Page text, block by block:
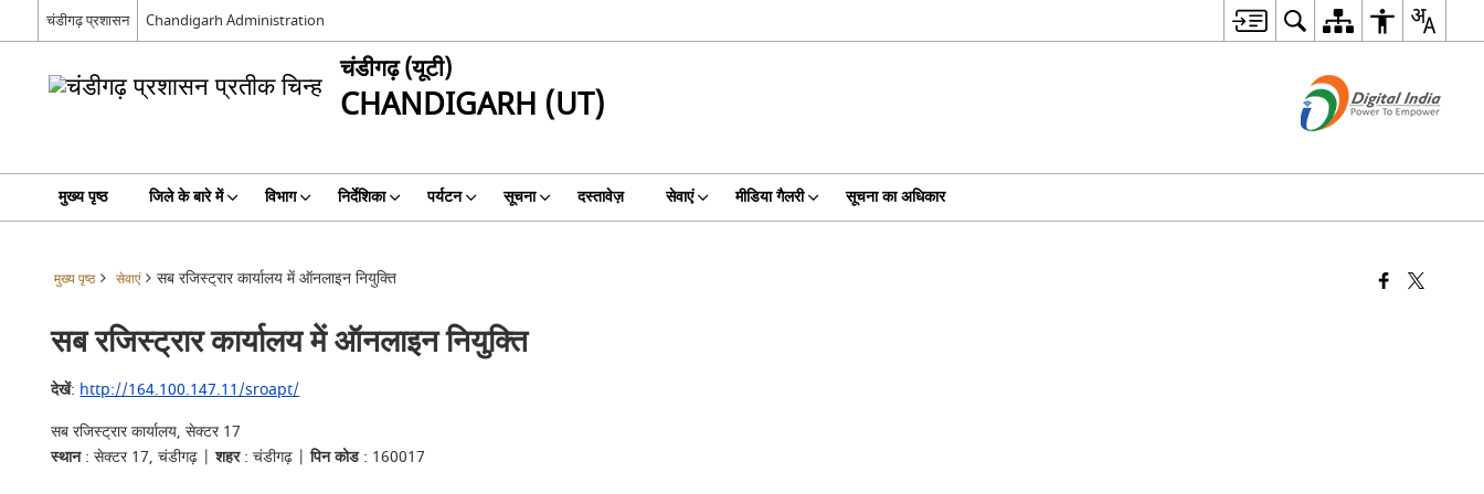
चंडीगढ़ प्रशासन Chandigarh Administration
चंडीगढ़ (यूटी)
CHANDIGARH (UT)
मुख्य पृष्ठ जिले के बारे में विभाग निर्देशिका पर्यटन सूचना दस्तावेज़ सेवाएं मीडिया गैलरी सूचना का अधिकार
मुख्य पृष्ठ सेवाएं सब रजिस्ट्रार कार्यालय में ऑनलाइन नियुक्ति
सब रजिस्ट्रार कार्यालय में ऑनलाइन नियुक्ति
देखें: http://164.100.147.11/sroapt/
सब रजिस्ट्रार कार्यालय, सेक्टर 17
स्थान: सेक्टर 17, चंडीगढ़ |शहर: चंडीगढ़ |पिन कोड: 160017